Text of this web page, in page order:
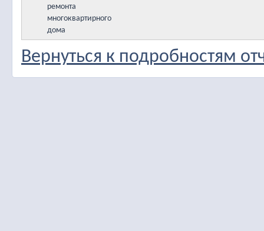
ремонта
многоквартирного
дома
Вернуться к подробностям